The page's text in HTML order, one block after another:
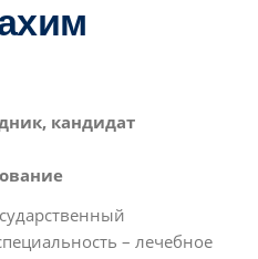
кандидат
– лечебное